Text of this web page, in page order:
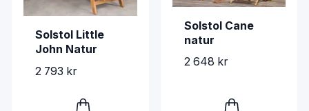
Solstol Little
John Natur
2 793 kr
Solstol Cane
natur
2 648 kr